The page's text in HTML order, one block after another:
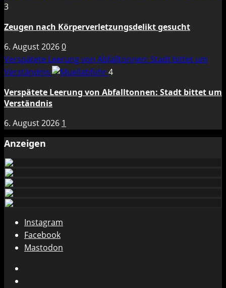
3
Zeugen nach Körperverletzungsdelikt gesucht
6. August 20260
Verspätete Leerung von Abfalltonnen: Stadt bittet um
Verständnis
4
Verspätete Leerung von Abfalltonnen: Stadt bittet um
Verständnis
6. August 2026 1
Anzeigen
Instagram
Facebook
Mastodon